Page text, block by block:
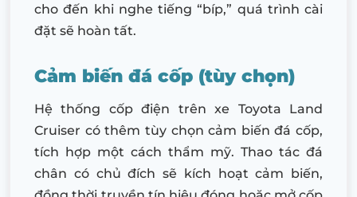
cho đến khi nghe tiếng “bíp,” quá trình cài
đặt sẽ hoàn tất.
Cảm biến đá cốp (tùy chọn)
Hệ thống cốp điện trên xe Toyota Land
Cruiser có thêm tùy chọn cảm biến đá cốp,
tích hợp một cách thẩm mỹ. Thao tác đá
chân có chủ đích sẽ kích hoạt cảm biến,